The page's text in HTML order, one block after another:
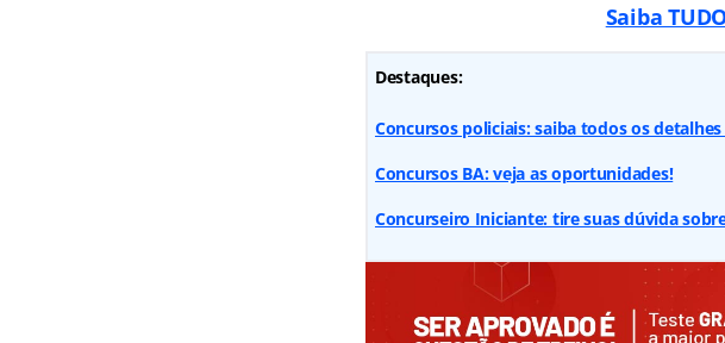
Saiba
Destaques:
Concursos policiais: saiba todos os
Concursos BA: veja as oportunidades!
Concurseiro Iniciante: tire suas dúvida